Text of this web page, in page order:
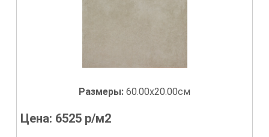
Размеры: 60.00x20.00см
Цена: 6525 р/м2